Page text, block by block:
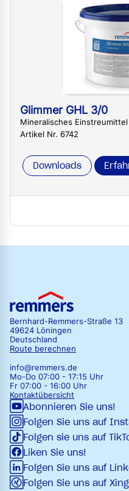
Glimmer GHL 3/0
Mineralisches Einstreumittel
Artikel Nr. 6742
Downloads
Bernhard-Remmers-Straße 13
49624 Löningen
Deutschland
Route berechnen
info@remmers.de
Mo-Do 07:00 - 17:15 Uhr
Fr 07:00 - 16:00 Uhr
Kontaktübersicht
Abonnieren Sie uns!
Folgen Sie uns auf
Folgen sie uns auf
Liken Sie uns!
Folgen Sie uns auf
Folgen Sie uns auf